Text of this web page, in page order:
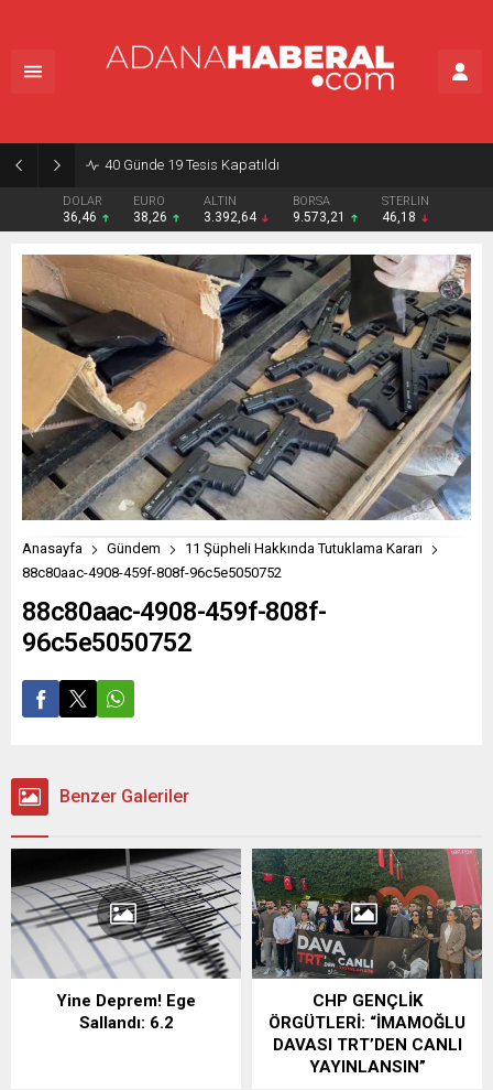
40 Günde 19 Tesis Kapatıldı
DOLAR
36,46
EURO
38,26
ALTIN
3.392,64
BORSA
9.573,21
STERLIN
46,18
Anasayfa Gündem
11 Şüpheli Hakkında Tutuklama Kararı
88c80aac-4908-459f-808f-96c5e5050752
88c80aac-4908-459f-808f-
96c5e5050752
Benzer Galeriler
Yine Deprem! Ege
Sallandı: 6.2
CHP GENÇLİK
ÖRGÜTLERİ: “İMAMOĞLU
DAVASI TRT’DEN CANLI
YAYINLANSIN”